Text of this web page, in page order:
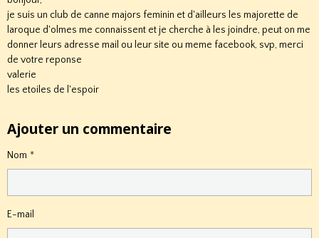
je suis un club de canne majors feminin et d'ailleurs les majorette de
laroque d'olmes me connaissent et je cherche à les joindre, peut on me
donner leurs adresse mail ou leur site ou meme facebook, svp, merci
de votre reponse
valerie
les etoiles de l'espoir
Ajouter un commentaire
Nom
E-mail